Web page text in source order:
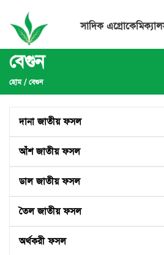
বেগুন
হোম/বেগুন
দানা জাতীয় ফসল
আঁশ জাতীয় ফসল
ডাল জাতীয় ফসল
তৈল জাতীয় ফসল
অর্থকরী ফসল
সাদিক